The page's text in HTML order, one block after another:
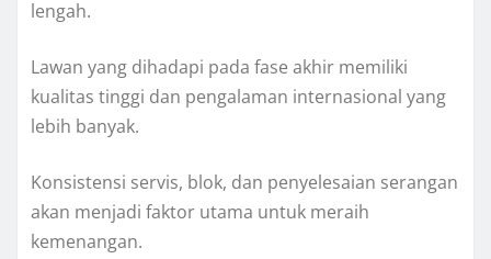
lengah.
Lawan yang dihadapi pada fase akhir memiliki
kualitas tinggi dan pengalaman internasional yang
lebih banyak.
Konsistensi servis, blok, dan penyelesaian serangan
akan menjadi faktor utama untuk meraih
kemenangan.